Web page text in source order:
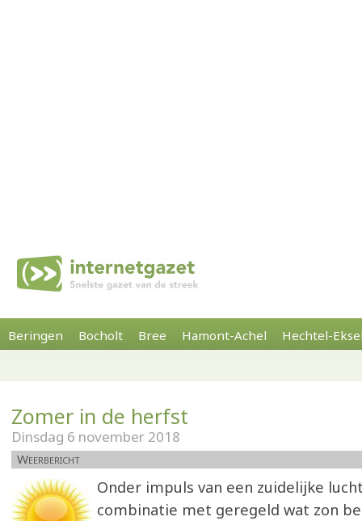
Beringen Bocholt Bree Hamont-Achel Hechtel-
Zomer in de herfst
Dinsdag 6 november 2018
Weerbericht
Onder impuls van een zuidelijke
combinatie met geregeld wat zon